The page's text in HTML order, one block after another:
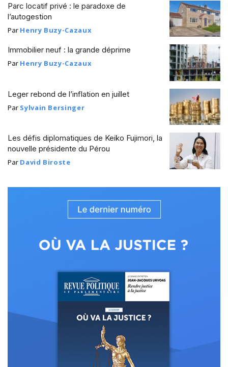
Parc locatif privé : le paradoxe de
l’autogestion
Par Henry Buzy-Cazaux
Immobilier neuf : la grande déprime
Par Henry Buzy-Cazaux
Leger rebond de l’inflation en juillet
Par Sylvain Bersinger
Les défis diplomatiques de Keiko Fujimori, la
nouvelle présidente du Pérou
Par David Biroste